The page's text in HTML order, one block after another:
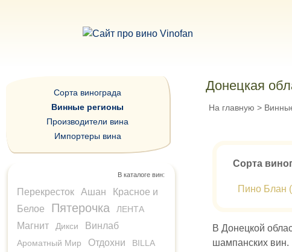
Донецкая
На главную >
Сорта
Пино Блан
В Донецкой
шампанских вин.
Сорта винограда
Винные регионы
Производители вина
Импортеры вина
В каталоге вин:
Перекресток Ашан
Красное и
Белое
Пятерочка ЛЕНТА
Магнит Дикси Винлаб
Ароматный Мир Отдохни BILLA